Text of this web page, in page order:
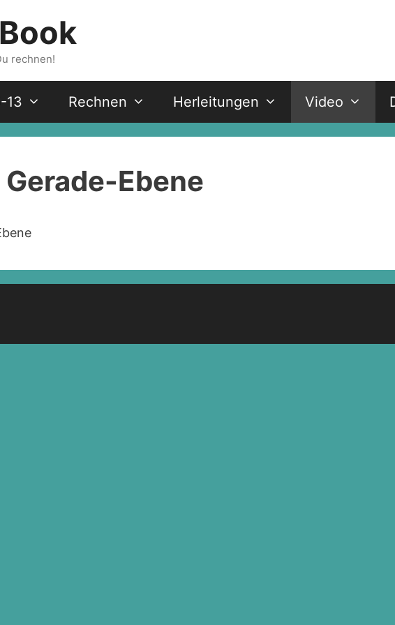
rechnen!
13 Rechnen Herleitungen Video
Ebene